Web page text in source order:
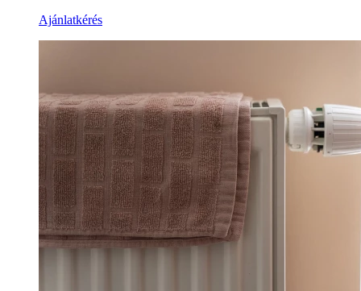
Ajánlatkérés